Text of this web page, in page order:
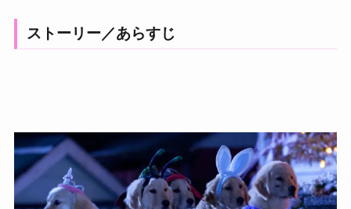
ストーリー／あらすじ